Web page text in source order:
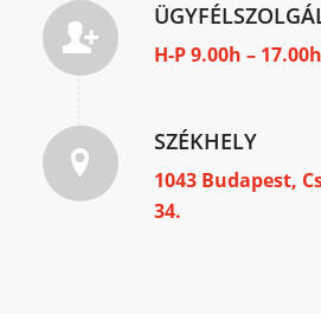
H-P 9.00h –
SZÉKHELY
1043 Budapest,
34.